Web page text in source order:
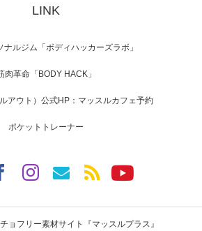
ねとらぼ」さんに…
LINK
ナルジム「ボディハッカーズラボ」
肉革命「BODY HACK」
アウト）公式HP：マッスルカフェ予約
ポケットトレーナー
ョフリー素材サイト『マッスルプラス』